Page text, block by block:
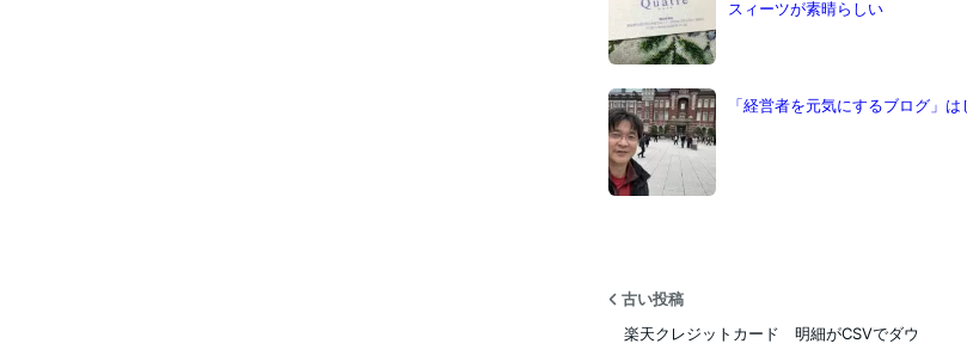
スィーツが素晴らしい
「経営者を元気にするブログ」は
古い投稿
楽天クレジットカード 明細がCSVでダウ